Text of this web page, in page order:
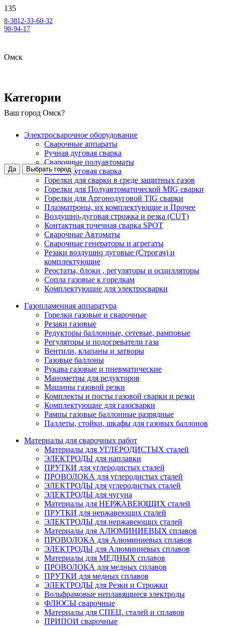
8-3812-33-60-32
90-94-17
Омск
Ваш город Омск?
Да Выбрать город
Категории
Электросварочное оборудование
Сварочные аппараты
Ручная дуговая сварка
Сварочные полуавтоматы
Аргонодуговая сварка
Горелки для сварки в среде защитных газов
Горелки для Полуавтоматической MIG сварки
Горелки для Аргонодуговой TIG сварки
Плазматроны, их комплектующие и Прочее
Воздушно-дуговая строжка и резка (CUT)
Контактная точечная сварка SPOT
Сварочные Автоматы
Сварочные генераторы и агрегаты
Резаки воздушно дуговые (Строгач) и
комплектующие
Реостаты, блоки , регуляторы и осцилляторы
Сопла газовые к горелкам
Комплектующие для электросварки
Газопламенная аппаратура
Горелки газовые и сварочные
Резаки газовые
Редукторы баллонные, сетевые, рамповые
Регуляторы и подогреватели газа
Вентили, клапаны и затворы
Газовые баллоны
Рукава газовые и пневматические
Манометры для редукторов
Машины газовой резки
Комплекты и посты газовой сварки и резки
Комплектующие для газосварки
Рампы газовые баллонные разрядные
Паллеты, стойки, шкафы для газовых баллонов
Материалы для сварочных работ
Материалы для УГЛЕРОДИСТЫХ сталей
ЭЛЕКТРОДЫ для наплавки
ПРУТКИ для углеродистых сталей
ПРОВОЛОКА для углеродистых сталей
ЭЛЕКТРОДЫ для углеродистых сталей
ЭЛЕКТРОДЫ для чугуна
Материалы для НЕРЖАВЕЮЩИХ сталей
ПРУТКИ для нержавеющих сталей
ЭЛЕКТРОДЫ для нержавеющих сталей
Материалы для АЛЮМИНИЕВЫХ сплавов
ПРОВОЛОКА для Алюминиевых сплавов
ЭЛЕКТРОДЫ для Алюминиевых сплавов
Материалы для МЕДНЫХ сплавов
ПРОВОЛОКА для медных сплавов
ПРУТКИ для медных сплавов
ЭЛЕКТРОДЫ для Резки и Строжки
Вольфрамовые неплавящиеся электроды
ФЛЮСЫ сварочные
Материалы для СПЕЦ. сталей и сплавов
ПРИПОИ сварочные